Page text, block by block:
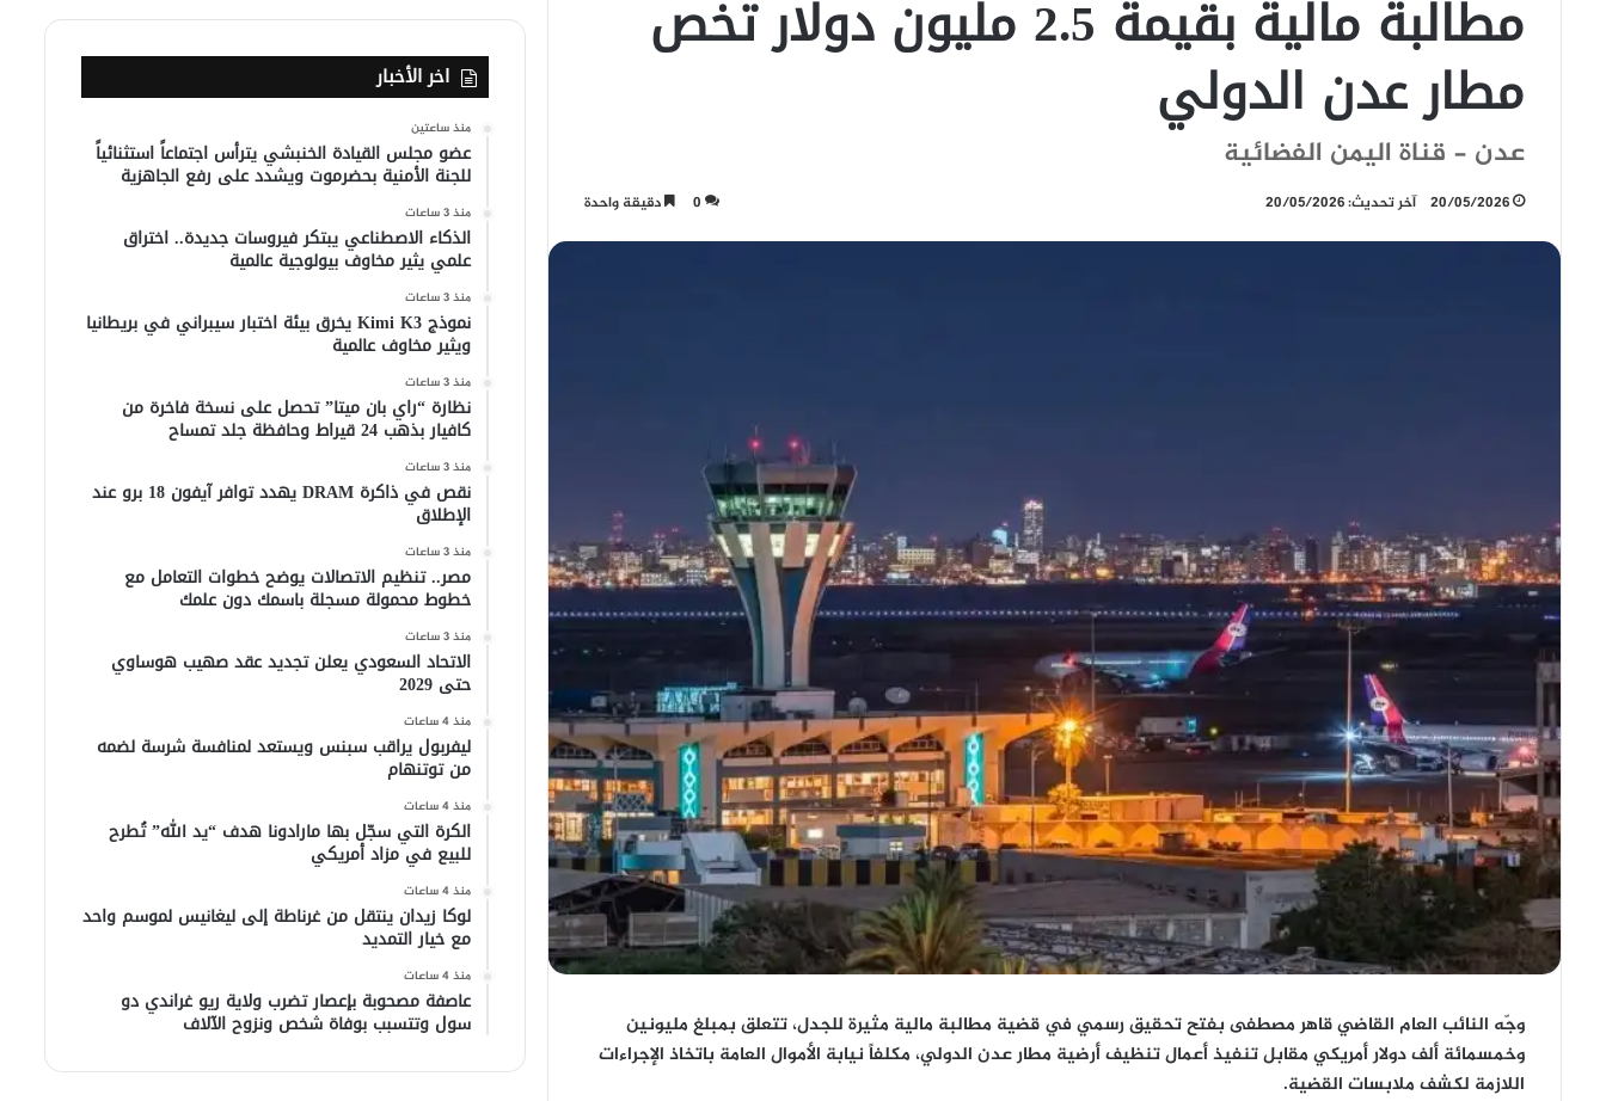
مطالبة مالية بقيمة 2.5 مليون دولار تخص
مطار عدن الدولي
عدن - قناة اليمن الفضائية
20/05/2026 آخر تحديث: 20/05/2026 0 دقيقة واحدة
وجّه النائب العام القاضي قاهر مصطفى بفتحتحقيق رسمي في قضية مطالبة مالية مثيرة للجدل، تتعلق بمبلغمليونين
وخمسمائة ألف دولار أمريكيمقابل تنفيذ أعمال تنظيف أرضية مطار عدن الدولي، مكلفاً نيابة الأموال العامة باتخاذ الإجراءات
اللازمة لكشف ملابسات القضية.
اخر الأخبار
منذ ساعتين
عضو مجلس القيادة الخنبشي يترأس اجتماعاً استثنائياً
للجنة الأمنية بحضرموت ويشدد على رفع الجاهزية
منذ 3 ساعات
الذكاء الاصطناعي يبتكر فيروسات جديدة.. اختراق
علمي يثير مخاوف بيولوجية عالمية
منذ 3 ساعات
نموذج Kimi K3 يخرق بيئة اختبار سيبراني في بريطانيا
ويثير مخاوف عالمية
منذ 3 ساعات
نظارة “راي بان ميتا” تحصل على نسخة فاخرة من
كافيار بذهب 24 قيراط وحافظة جلد تمساح
منذ 3 ساعات
نقص في ذاكرة DRAM يهدد توافر آيفون 18 برو عند
الإطلاق
منذ 3 ساعات
مصر.. تنظيم الاتصالات يوضح خطوات التعامل مع
خطوط محمولة مسجلة باسمك دون علمك
منذ 3 ساعات
الاتحاد السعودي يعلن تجديد عقد صهيب هوساوي
حتى 2029
منذ 4 ساعات
ليفربول يراقب سبنس ويستعد لمنافسة شرسة لضمه
من توتنهام
منذ 4 ساعات
الكرة التي سجّل بها مارادونا هدف “يد الله” تُطرح
للبيع في مزاد أمريكي
منذ 4 ساعات
لوكا زيدان ينتقل من غرناطة إلى ليغانيس لموسم واحد
مع خيار التمديد
منذ 4 ساعات
عاصفة مصحوبة بإعصار تضرب ولاية ريو غراندي دو
سول وتتسبب بوفاة شخص ونزوح الآلاف